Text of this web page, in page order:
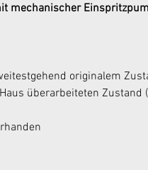
mechanischer
originalem
überarbeiteten Zustand